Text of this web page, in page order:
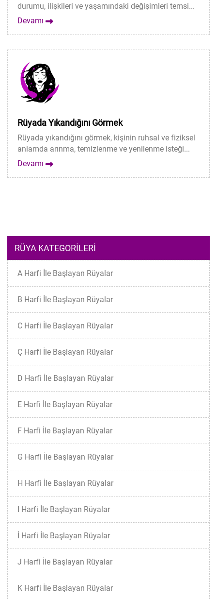
durumu, ilişkileri ve yaşamındaki değişimleri temsi...
Devamı
Rüyada Yıkandığını Görmek
Rüyada yıkandığını görmek, kişinin ruhsal ve fiziksel
anlamda arınma, temizlenme ve yenilenme isteği...
Devamı
RÜYA KATEGORILERI
A Harfi İle Başlayan Rüyalar
B Harfi İle Başlayan Rüyalar
C Harfi İle Başlayan Rüyalar
Ç Harfi İle Başlayan Rüyalar
D Harfi İle Başlayan Rüyalar
E Harfi İle Başlayan Rüyalar
F Harfi İle Başlayan Rüyalar
G Harfi İle Başlayan Rüyalar
H Harfi İle Başlayan Rüyalar
I Harfi İle Başlayan Rüyalar
İ Harfi İle Başlayan Rüyalar
J Harfi İle Başlayan Rüyalar
K Harfi İle Başlayan Rüyalar